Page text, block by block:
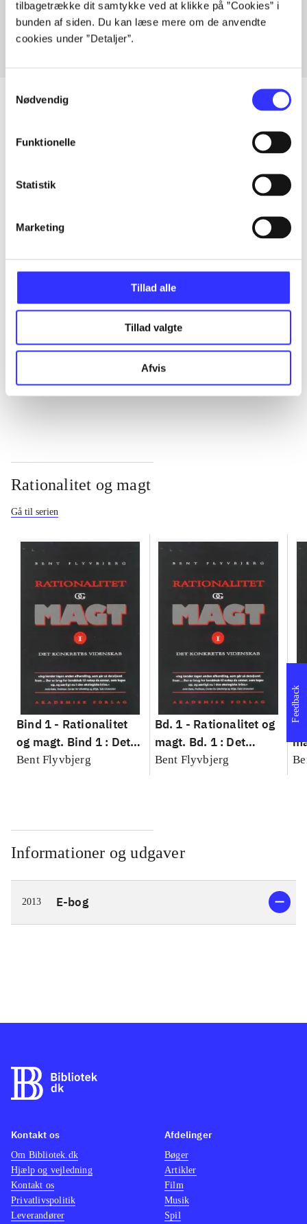
tilbagetrække dit samtykke ved at klikke på ”Cookies” i
bunden af siden. Du kan læse mere om de anvendte
cookies under ”Detaljer”.
Nødvendig
Funktionelle
Statistik
Marketing
Tillad alle
Tillad valgte
Afvis
Fra
Artikler
Rationalitet og magt
Gå til serien
Bind 1 - Rationalitet
og magt. Bind 1 : Det
konkretes videnskab
Bent Flyvbjerg
Bd. 1 - Rationalitet og
magt. Bd. 1 : Det
konkretes videnskab
Bent Flyvbjerg
Informationer og udgaver
2013 E-bog
Feedback
Kontakt os
Om Bibliotek.dk
Hjælp og vejledning
Kontakt os
Privatlivspolitik
Leverandører
Afdelinger
Bøger
Artikler
Film
Musik
Spil